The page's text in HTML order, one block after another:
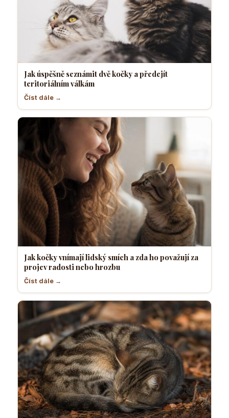
Jak úspěšně seznámit dvě kočky a předejít
teritoriálním válkám
Číst dále →
Jak kočky vnímají lidský smích a zda ho považují za
projev radosti nebo hrozbu
Číst dále →